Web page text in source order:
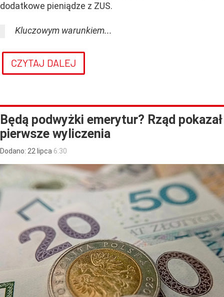
dodatkowe pieniądze z ZUS.
Kluczowym warunkiem...
CZYTAJ DALEJ
Będą podwyżki emerytur? Rząd pokazał
pierwsze wyliczenia
Dodano: 22 lipca 6:30